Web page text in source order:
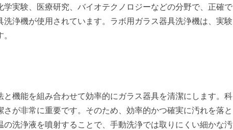
実験、医療研究、バイオテクノロジーなどの分野で、正確で
浄機が使用されています。ラボ用ガラス器具洗浄機は、実験
機能を組み合わせて効率的にガラス器具を清潔にします。科
が非常に重要です。そのため、効率的かつ確実に汚れを落と
洗浄液を噴射することで、手動洗浄では取りにくい細かな汚